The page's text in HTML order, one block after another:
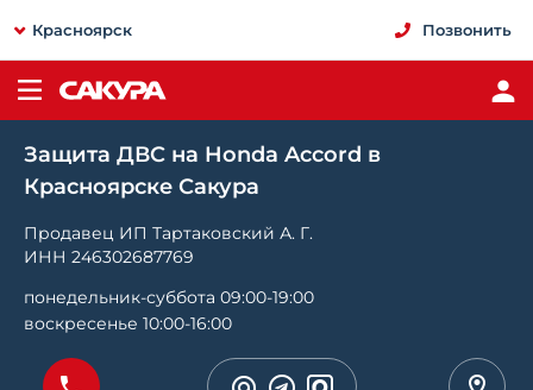
Красноярск Позвонить
Защита ДВС на Honda Accord в
Красноярске Сакура
Продавец ИП Тартаковский А. Г.
ИНН 246302687769
понедельник-суббота 09:00-19:00
воскресенье 10:00-16:00